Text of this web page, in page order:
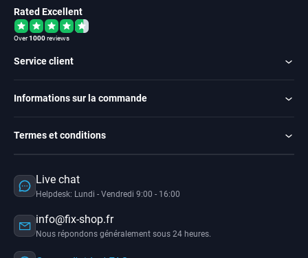
Rated Excellent
Over1000reviews
Service client
Informations sur la commande
Termes et conditions
Live chat
Helpdesk: Lundi - Vendredi 9:00 - 16:00
info@fix-shop.fr
Nous répondons généralement sous 24 heures.